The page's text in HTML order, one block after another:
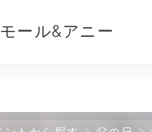
ール&アニー